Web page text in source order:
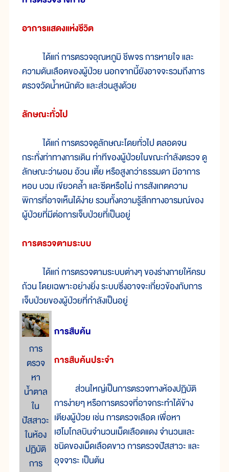
อาการแสดงแห่งชีวิต
ได้แก่ การตรวจอุณหภูมิ ชีพจร การหายใจ และ
ความดันเลือดของผู้ป่วย นอกจากนี้ยังอาจจะรวมถึงการ
ตรวจวัดน้ำหนักตัว และส่วนสูงด้วย
ลักษณะทั่วไป
ได้แก่ การตรวจดูลักษณะโดยทั่วไป ตลอดจน
กระทั่งท่าทางการเดิน ท่าทีของผู้ป่วยในขณะกำลังตรวจ ดู
ลักษณะว่าผอม อ้วน เตี้ย หรือสูงกว่าธรรมดา มีอาการ
หอบ บวม เขียวคล้ำ และซีดหรือไม่ การสังเกตความ
พิการที่อาจเห็นได้ง่าย รวมทั้งความรู้สึกทางอารมณ์ของ
ผู้ป่วยที่มีต่อการเจ็บป่วยที่เป็นอยู่
การตรวจตามระบบ
ได้แก่ การตรวจตามระบบต่างๆ ของร่างกายให้ครบ
ถ้วน โดยเฉพาะอย่างยิ่ง ระบบซึ่งอาจจะเกี่ยวข้องกับการ
เจ็บป่วยของผู้ป่วยที่กำลังเป็นอยู่
การ
ตรวจ
หา
น้ำตาล
ใน
ปัสสาวะ
ในห้อง
ปฏิบัติ
การ
การสืบค้น
การสืบค้นประจำ
ส่วนใหญ่เป็นการตรวจทางห้องปฏิบัติ
การง่ายๆ หรือการตรวจที่อาจกระทำได้ข้าง
เตียงผู้ป่วย เช่น การตรวจเลือด เพื่อหา
เฮโมโกลบินจำนวนเม็ดเลือดแดง จำนวนและ
ชนิดของเม็ดเลือดขาว การตรวจปัสสาวะ และ
อุจจาระ เป็นต้น